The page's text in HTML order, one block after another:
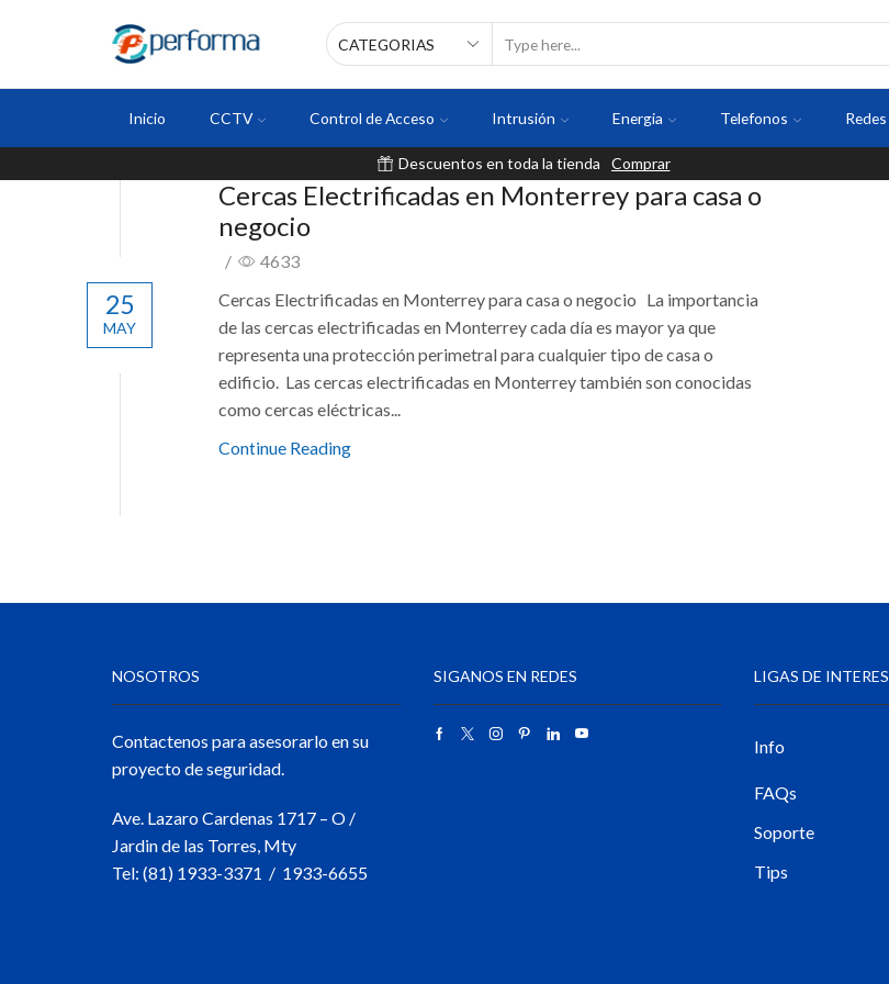
Inicio CCTV Control de Acceso Intrusión Energia Telefonos Redes
Descuentos en toda la tienda Comprar
Cercas Electrificadas en Monterrey para casa o
negocio
/
4633
Cercas Electrificadas en Monterrey para casa o negocio La importancia
de las cercas electrificadas en Monterrey cada día es mayor ya que
representa una protección perimetral para cualquier tipo de casa o
edificio. Las cercas electrificadas en Monterrey también son conocidas
como cercas eléctricas...
Continue Reading
25
MAY
NOSOTROS
Contactenos para asesorarlo en su
proyecto de seguridad.
Ave. Lazaro Cardenas 1717 – O /
Jardin de las Torres, Mty
Tel: (81) 1933-3371 / 1933-6655
SIGANOS EN REDES LIGAS DE INTERES
Info
FAQs
Soporte
Tips